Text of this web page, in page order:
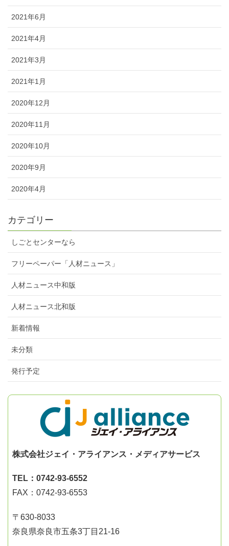
2021年6月
2021年4月
2021年3月
2021年1月
2020年12月
2020年11月
2020年10月
2020年9月
2020年4月
カテゴリー
しごとセンターなら
フリーペーパー「人材ニュース」
人材ニュース中和版
人材ニュース北和版
新着情報
未分類
発行予定
株式会社ジェイ・アライアンス・メディアサービス
TEL：0742-93-6552
FAX：0742-93-6553
〒630-8033
奈良県奈良市五条3丁目21-16